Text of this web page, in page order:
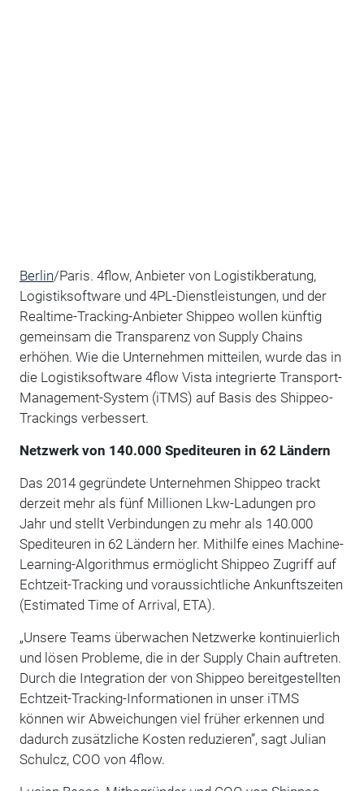
Berlin/Paris. 4flow, Anbieter von Logistikberatung,
Logistiksoftware und 4PL-Dienstleistungen, und der
Realtime-Tracking-Anbieter Shippeo wollen künftig
gemeinsam die Transparenz von Supply Chains
erhöhen. Wie die Unternehmen mitteilen, wurde das in
die Logistiksoftware 4flow Vista integrierte Transport-
Management-System (iTMS) auf Basis des Shippeo-
Trackings verbessert.
Netzwerk von 140.000 Spediteuren in 62 Ländern
Das 2014 gegründete Unternehmen Shippeo trackt
derzeit mehr als fünf Millionen Lkw-Ladungen pro
Jahr und stellt Verbindungen zu mehr als 140.000
Spediteuren in 62 Ländern her. Mithilfe eines Machine-
Learning-Algorithmus ermöglicht Shippeo Zugriff auf
Echtzeit-Tracking und voraussichtliche Ankunftszeiten
(Estimated Time of Arrival, ETA).
„Unsere Teams überwachen Netzwerke kontinuierlich
und lösen Probleme, die in der Supply Chain auftreten.
Durch die Integration der von Shippeo bereitgestellten
Echtzeit-Tracking-Informationen in unser iTMS
können wir Abweichungen viel früher erkennen und
dadurch zusätzliche Kosten reduzieren”, sagt Julian
Schulcz, COO von 4flow.